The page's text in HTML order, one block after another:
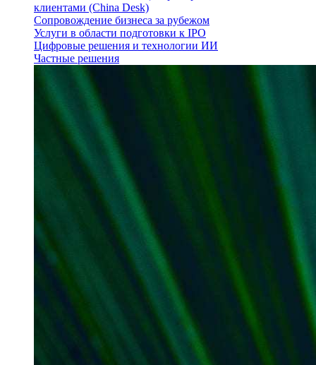
клиентами (China Desk)
Сопровождение бизнеса за рубежом
Услуги в области подготовки к IPO
Цифровые решения и технологии ИИ
Частные решения